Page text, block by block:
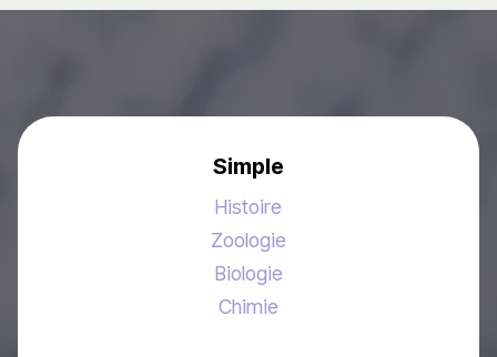
Simple
Histoire
Zoologie
Biologie
Chimie